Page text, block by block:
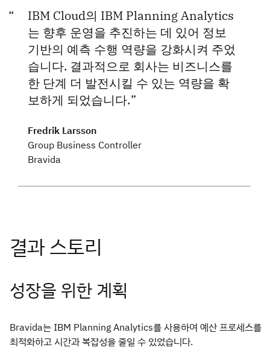
IBM Cloud의 IBM Planning Analytics
는 향후 운영을 추진하는 데 있어 정보
기반의 예측 수행 역량을 강화시켜 주었
습니다. 결과적으로 회사는 비즈니스를
한 단계 더 발전시킬 수 있는 역량을 확
보하게 되었습니다.
Fredrik Larsson
Group Business Controller
Bravida
성장을 위한 계획
Bravida는 IBM Planning Analytics를 사용하여 예산 프로세스를
최적화하고 시간과 복잡성을 줄일 수 있었습니다.